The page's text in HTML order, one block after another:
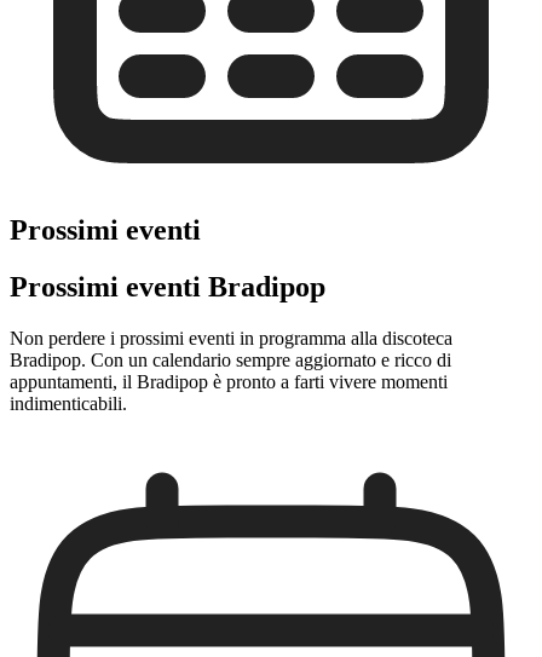
Prossimi eventi
Prossimi eventi Bradipop
Non perdere i prossimi eventi in programma alla discoteca
Bradipop. Con un calendario sempre aggiornato e ricco di
appuntamenti, il Bradipop è pronto a farti vivere momenti
indimenticabili.